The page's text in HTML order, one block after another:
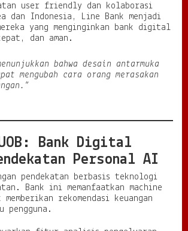
user friendly dan kolaborasi
dan Indonesia, Line Bank menjadi
yang menginginkan bank digital
dan aman.
bahwa desain antarmuka
mengubah cara orang merasakan
UOB: Bank Digital
Personal AI
pendekatan berbasis teknologi
Bank ini memanfaatkan machine
rekomendasi keuangan
pengguna.